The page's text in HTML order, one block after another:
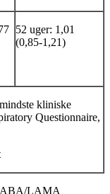
52 uger: 1,01
(0,85-1,21)
kliniske
Questionnaire,
LAMA